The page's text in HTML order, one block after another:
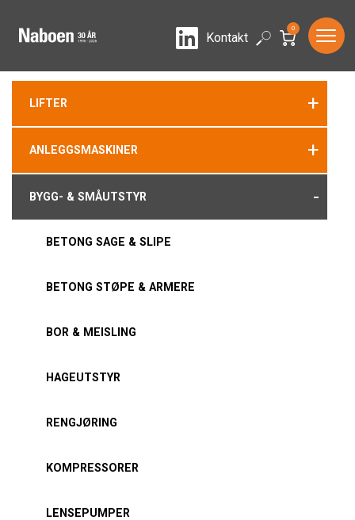
LinkedIn
Kontakt Search
0
LIFTER +
ANLEGGSMASKINER +
BYGG- & SMÅUTSTYR -
BETONG SAGE & SLIPE
BETONG STØPE & ARMERE
BOR & MEISLING
HAGEUTSTYR
RENGJØRING
KOMPRESSORER
LENSEPUMPER